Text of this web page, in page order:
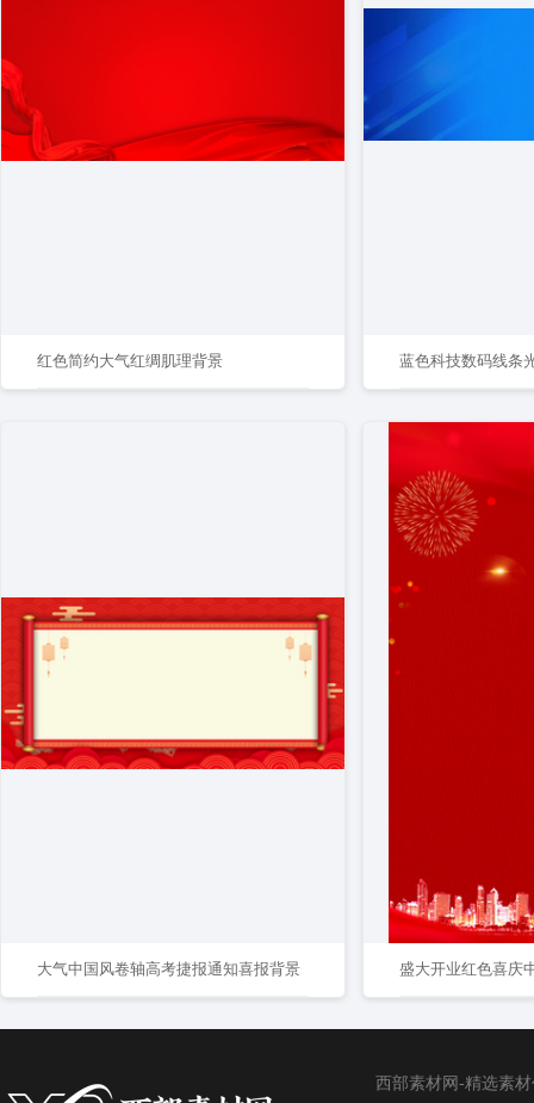
红色简约大气红绸肌理背景 蓝色科技数码线条
大气中国风卷轴高考捷报通知喜报背景 盛大开业红色喜庆
西部素材网-精选素